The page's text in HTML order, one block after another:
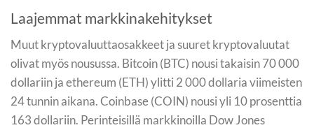
Laajemmat markkinakehitykset
Muut kryptovaluuttaosakkeet ja suuret kryptovaluutat
olivat myös nousussa. Bitcoin (BTC) nousi takaisin 70 000
dollariin ja ethereum (ETH) ylitti 2 000 dollaria viimeisten
24 tunnin aikana. Coinbase (COIN) nousi yli 10 prosenttia
163 dollariin. Perinteisillä markkinoilla Dow Jones